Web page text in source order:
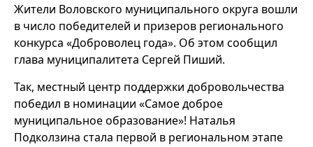
Жители Воловского муниципального округа вошли
в число победителей и призеров регионального
конкурса «Доброволец года». Об этом сообщил
глава муниципалитета Сергей Пиший.
Так, местный центр поддержки добровольчества
победил в номинации «Самое доброе
муниципальное образование»! Наталья
Подколзина стала первой в региональном этапе